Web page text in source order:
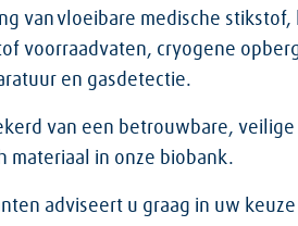
van vloeibare medische
voorraadvaten, cryogene
en gasdetectie.
van een betrouwbare,
materiaal in onze biobank.
adviseert u graag in uw